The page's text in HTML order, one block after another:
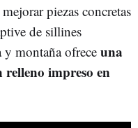
piezas concretas
de sillines
y montaña ofrece una
impreso en